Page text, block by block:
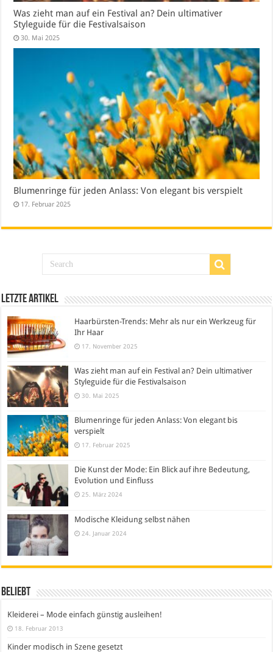
Was zieht man auf ein Festival an? Dein ultimativer
Styleguide für die Festivalsaison
30. Mai 2025
Blumenringe für jeden Anlass: Von elegant bis verspielt
17. Februar 2025
Letzte Artikel
Haarbürsten-Trends: Mehr als nur ein Werkzeug für
Ihr Haar
17. November 2025
Was zieht man auf ein Festival an? Dein ultimativer
Styleguide für die Festivalsaison
30. Mai 2025
Blumenringe für jeden Anlass: Von elegant bis
verspielt
17. Februar 2025
Die Kunst der Mode: Ein Blick auf ihre Bedeutung,
Evolution und Einfluss
25. März 2024
Modische Kleidung selbst nähen
24. Januar 2024
Beliebt
Kleiderei – Mode einfach günstig ausleihen!
18. Februar 2013
Kinder modisch in Szene gesetzt